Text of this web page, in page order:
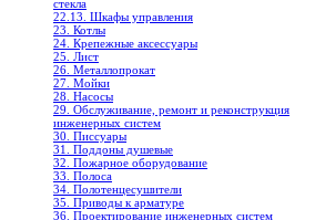
стекла
22.13. Шкафы управления
23. Котлы
24. Крепежные аксессуары
25. Лист
26. Металлопрокат
27. Мойки
28. Насосы
29. Обслуживание, ремонт и реконструкция
инженерных систем
30. Писсуары
31. Поддоны душевые
32. Пожарное оборудование
33. Полоса
34. Полотенцесушители
35. Приводы к арматуре
36. Проектирование инженерных систем